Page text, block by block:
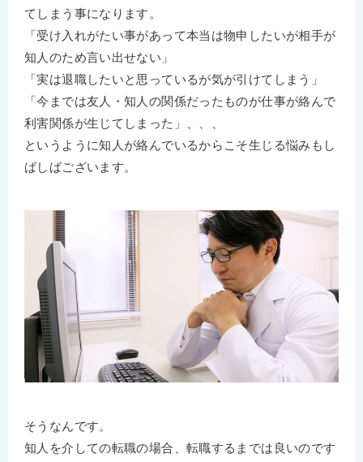
てしまう事になります。
「受け入れがたい事があって本当は物申したいが相手が
知人のため言い出せない」
「実は退職したいと思っているが気が引けてしまう」
「今までは友人・知人の関係だったものが仕事が絡んで
利害関係が生じてしまった」、、、
というように知人が絡んでいるからこそ生じる悩みもし
ばしばございます。
そうなんです。
知人を介しての転職の場合、転職するまでは良いのです